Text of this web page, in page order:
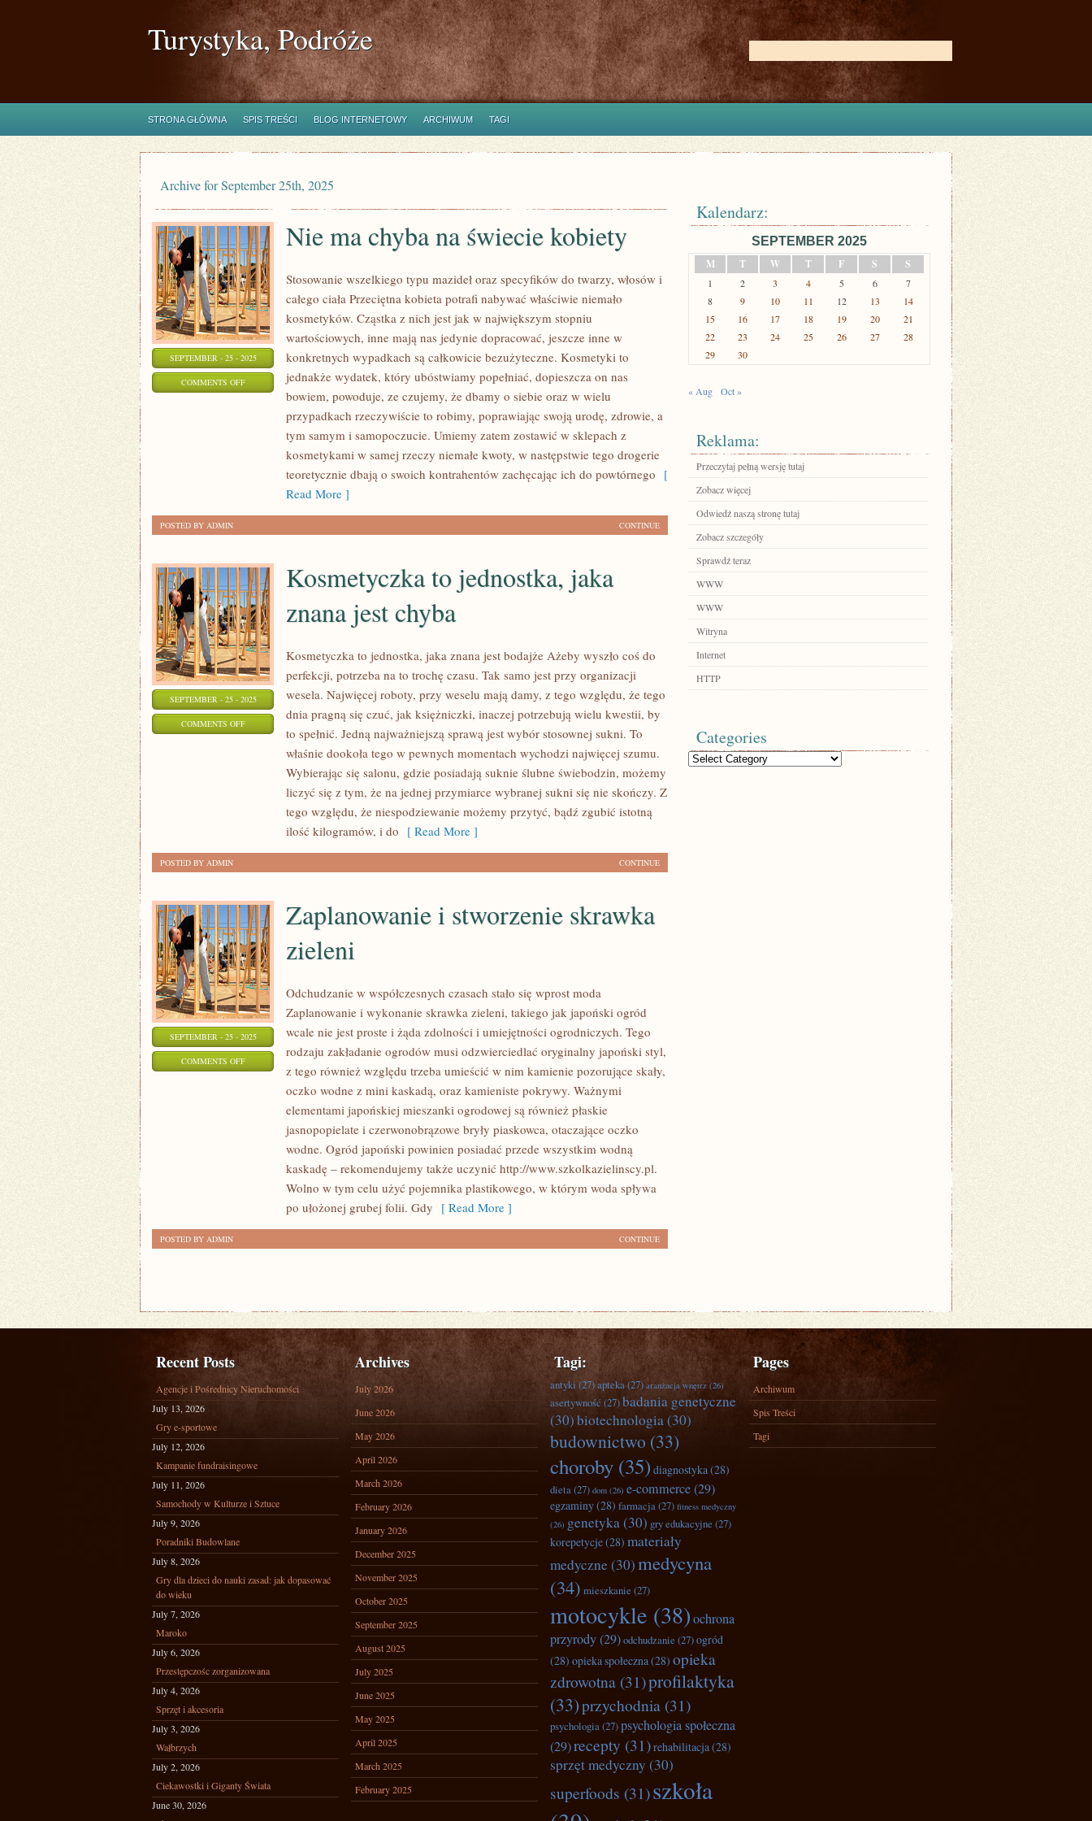
Turystyka, Podróże
STRONA GŁÓWNA SPIS TREŚCI BLOG INTERNETOWY ARCHIWUM TAGI
Archive for September 25th, 2025
SEPTEMBER - 25 - 2025
COMMENTS OFFON
Nie ma chyba na świecie kobiety
Stosowanie wszelkiego typu mazideł oraz specyfików do twarzy, włosów i
całego ciała Przeciętna kobieta potrafi nabywać właściwie niemało
kosmetyków. Cząstka z nich jest jak w największym stopniu
wartościowych, inne mają nas jedynie dopracować, jeszcze inne w
konkretnych wypadkach są całkowicie bezużyteczne. Kosmetyki to
jednakże wydatek, który ubóstwiamy popełniać, dopieszcza on nas
bowiem, powoduje, ze czujemy, że dbamy o siebie oraz w wielu
przypadkach rzeczywiście to robimy, poprawiając swoją urodę, zdrowie, a
tym samym i samopoczucie. Umiemy zatem zostawić w sklepach z
kosmetykami w samej rzeczy niemałe kwoty, w następstwie tego drogerie
teoretycznie dbają o swoich kontrahentów zachęcając ich do powtórnego [
Read More ]
CONTINUE
POSTED BY ADMIN
SEPTEMBER - 25 - 2025
COMMENTS OFFON
KOSMETYCZKA
Kosmetyczka to jednostka, jaka
znana jest chyba
Kosmetyczka to jednostka, jaka znana jest bodajże Ażeby wyszło coś do
perfekcji, potrzeba na to trochę czasu. Tak samo jest przy organizacji
wesela. Najwięcej roboty, przy weselu mają damy, z tego względu, że tego
dnia pragną się czuć, jak księżniczki, inaczej potrzebują wielu kwestii, by
to spełnić. Jedną najważniejszą sprawą jest wybór stosownej sukni. To
właśnie dookoła tego w pewnych momentach wychodzi najwięcej szumu.
Wybierając się salonu, gdzie posiadają suknie ślubne świebodzin, możemy
liczyć się z tym, że na jednej przymiarce wybranej sukni się nie skończy. Z
tego względu, że niespodziewanie możemy przytyć, bądź zgubić istotną
ilość kilogramów, i do [ Read More ]
CONTINUE
POSTED BY ADMIN
SEPTEMBER - 25 - 2025
COMMENTS OFFON
ZAPLANOWANIE
Zaplanowanie i stworzenie skrawka
zieleni
Odchudzanie w współczesnych czasach stało się wprost moda
Zaplanowanie i wykonanie skrawka zieleni, takiego jak japoński ogród
wcale nie jest proste i żąda zdolności i umiejętności ogrodniczych. Tego
rodzaju zakładanie ogrodów musi odzwierciedlać oryginalny japoński styl,
z tego również względu trzeba umieścić w nim kamienie pozorujące skały,
oczko wodne z mini kaskadą, oraz kamieniste pokrywy. Ważnymi
elementami japońskiej mieszanki ogrodowej są również płaskie
jasnopopielate i czerwonobrązowe bryły piaskowca, otaczające oczko
wodne. Ogród japoński powinien posiadać przede wszystkim wodną
kaskadę – rekomendujemy także uczynić http://www.szkolkazielinscy.pl.
Wolno w tym celu użyć pojemnika plastikowego, w którym woda spływa
po ułożonej grubej folii. Gdy [ Read More ]
CONTINUE
POSTED BY ADMIN
Kalendarz:
SEPTEMBER 2025
M
T W T F S S
1 2 3 4 5 6
7
8
9 10 11 12 13
14
15
16 17 18 19 20
21
22
23 24 25 26 27
28
29
30
« Aug Oct »
Reklama:
Przeczytaj pełną wersję tutaj
Zobacz więcej
Odwiedź naszą stronę tutaj
Zobacz szczegóły
Sprawdź teraz
WWW
WWW
Witryna
Internet
HTTP
Categories
Categories
Recent Posts
Agencje i Pośrednicy Nieruchomości
July 13, 2026
Gry e-sportowe
July 12, 2026
Kampanie fundraisingowe
July 11, 2026
Samochody w Kulturze i Sztuce
July 9, 2026
Poradniki Budowlane
July 8, 2026
Gry dla dzieci do nauki zasad: jak dopasować
do wieku
July 7, 2026
Maroko
July 6, 2026
Przestępczośc zorganizowana
July 4, 2026
Sprzęt i akcesoria
July 3, 2026
Wałbrzych
July 2, 2026
Ciekawostki i Giganty Świata
June 30, 2026
Archives
July 2026
June 2026
May 2026
April 2026
March 2026
February 2026
January 2026
December 2025
November 2025
October 2025
September 2025
August 2025
July 2025
June 2025
May 2025
April 2025
March 2025
February 2025
Tagi:
antyki(27)apteka(27) aranżacja wnętrz (26)
asertywność (27)badania genetyczne
(30)biotechnologia(30)
budownictwo (33)
choroby (35) diagnostyka(28)
dieta(27) dom (26) e-commerce(29)
egzaminy(28) farmacja(27) fitness medyczny
(26) genetyka(30) gry edukacyjne (27)
korepetycje(28) materiały
medyczne (30)medycyna
(34) mieszkanie (27)
motocykle (38)ochrona
przyrody(29)odchudzanie (27)ogród
(28) opieka społeczna(28) opieka
zdrowotna (31)profilaktyka
(33)przychodnia (31)
psychologia(27)psychologia społeczna
(29)recepty (31)rehabilitacja(28)
sprzęt medyczny (30)
superfoods (31)szkoła
Pages
Archiwum
Spis Treści
Tagi